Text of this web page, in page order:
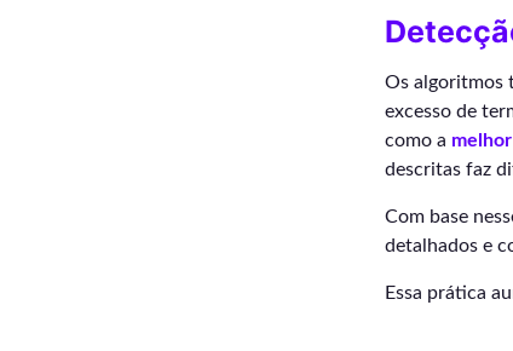
Os algoritmos
excesso de
como a
descritas faz
Com base
detalhados e
Essa prática